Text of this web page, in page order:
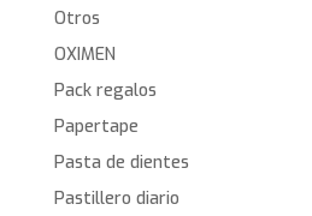
Otros
OXIMEN
Pack regalos
Papertape
Pasta de dientes
Pastillero diario